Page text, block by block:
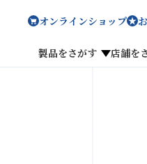
オンラインショップ
製品をさがす 店舗を